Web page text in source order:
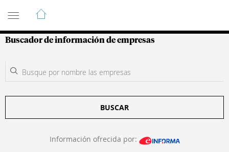
Guía de Empresas Colombianas
Buscador de información de empresas
BUSCAR
Información ofrecida por: